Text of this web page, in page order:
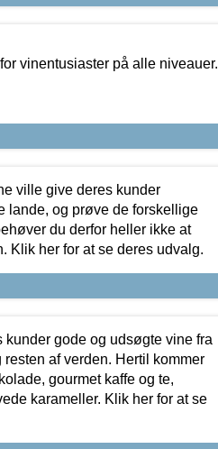
vinentusiaster på alle niveauer.
ville give deres kunder
lande, og prøve de forskellige
du derfor heller ikke at
Klik her for at se deres udvalg.
gode og udsøgte vine fra
af verden. Hertil kommer
gourmet kaffe og te,
karameller. Klik her for at se